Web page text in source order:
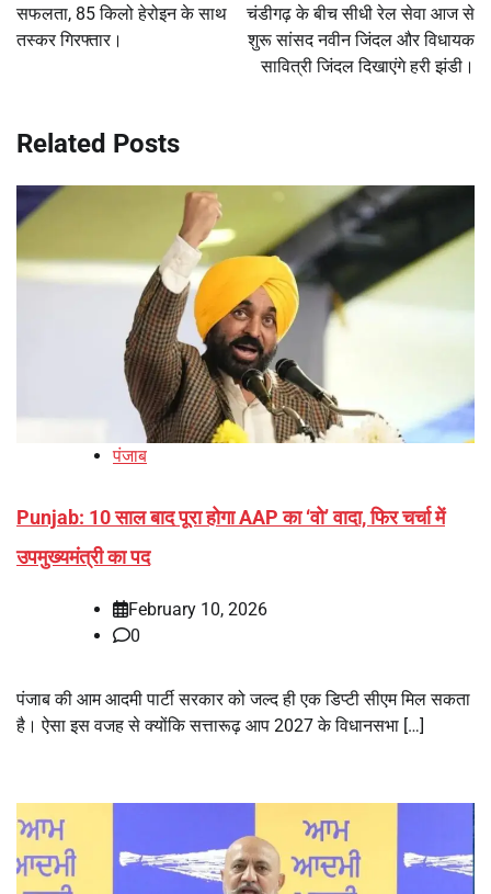
सफलता, 85 किलो हेरोइन के साथ
तस्कर गिरफ्तार।
चंडीगढ़ के बीच सीधी रेल सेवा आज से
शुरू सांसद नवीन जिंदल और विधायक
सावित्री जिंदल दिखाएंगे हरी झंडी।
Related Posts
पंजाब
Punjab: 10 साल बाद पूरा होगा AAP का ‘वो’ वादा, फिर चर्चा में
उपमुख्यमंत्री का पद
February 10, 2026
0
पंजाब की आम आदमी पार्टी सरकार को जल्द ही एक डिप्टी सीएम मिल सकता
है। ऐसा इस वजह से क्योंकि सत्तारूढ़ आप 2027 के विधानसभा […]